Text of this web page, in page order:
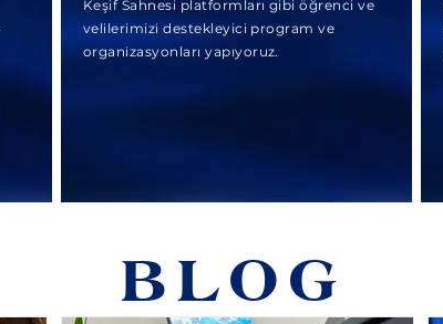
Keşif Sahnesi platformları gibi öğrenci ve
velilerimizi destekleyici program ve
organizasyonları yapıyoruz.
BLOG